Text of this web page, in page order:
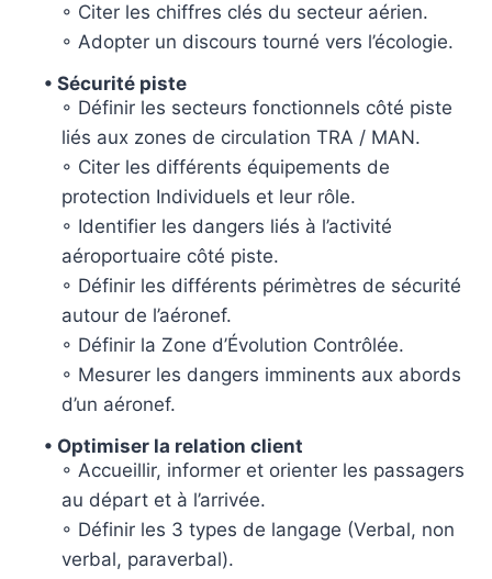
◦ Citer les chiffres clés du secteur aérien.
◦ Adopter un discours tourné vers l’écologie.
• Sécurité piste
◦ Définir les secteurs fonctionnels côté piste
liés aux zones de circulation TRA / MAN.
◦ Citer les différents équipements de
protection Individuels et leur rôle.
◦ Identifier les dangers liés à l’activité
aéroportuaire côté piste.
◦ Définir les différents périmètres de sécurité
autour de l’aéronef.
◦ Définir la Zone d’Évolution Contrôlée.
◦ Mesurer les dangers imminents aux abords
d’un aéronef.
• Optimiser la relation client
◦ Accueillir, informer et orienter les passagers
au départ et à l’arrivée.
◦ Définir les 3 types de langage (Verbal, non
verbal, paraverbal).